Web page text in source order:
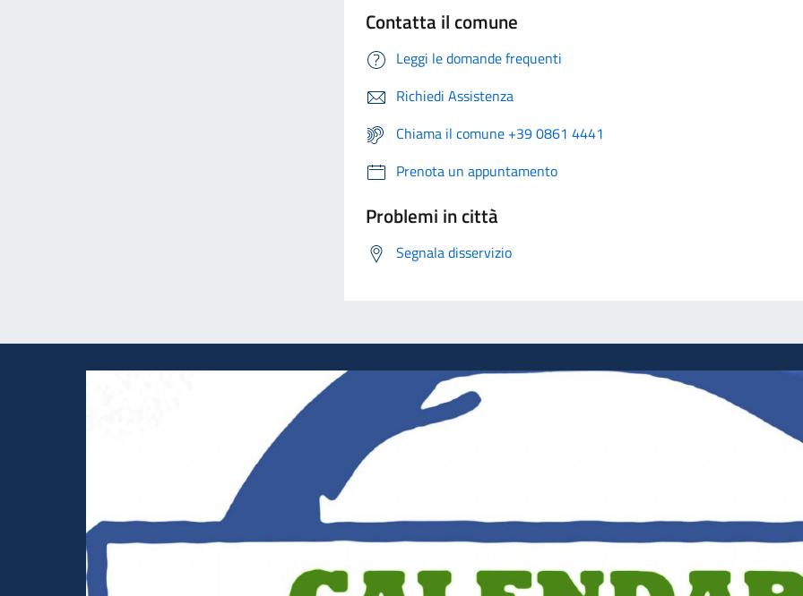
Contatta il comune
Leggi le domande frequenti
Richiedi Assistenza
Chiama il comune +39 0861 4441
Prenota un appuntamento
Problemi in città
Segnala disservizio